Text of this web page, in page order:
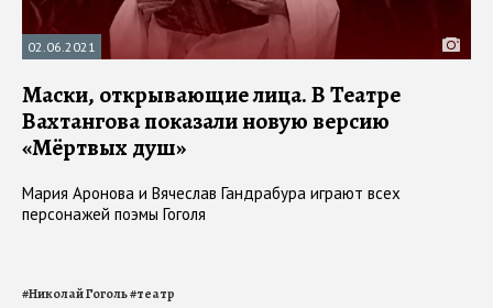
02.06.2021
Маски, открывающие лица. В Театре
Вахтангова показали новую версию
«Мёртвых душ»
Мария Аронова и Вячеслав Гандрабура играют всех
персонажей поэмы Гоголя
#Николай Гоголь#театр